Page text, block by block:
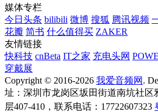
媒体专栏
今日头条 bilibili 微博 搜狐 腾讯视频
花瓣 简书 什么值得买 ZAKER
友情链接
快科技 cnBeta IT之家 充电头网
穿戴展
Copyright © 2016-2026 我爱音频网 .
址：深圳市龙岗区坂田街道南坑社区
层407-410，联系电话：17722607323